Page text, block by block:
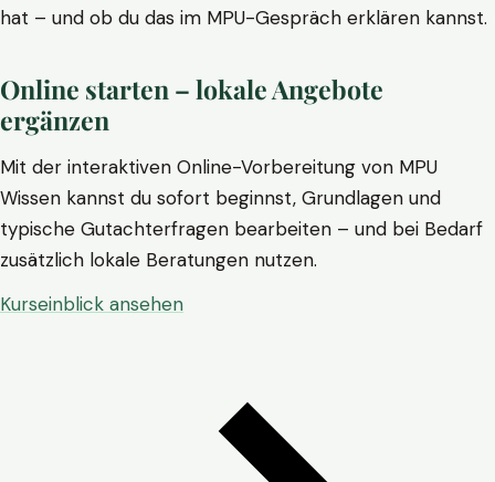
hat – und ob du das im MPU-Gespräch erklären kannst.
Online starten – lokale Angebote
ergänzen
Mit der interaktiven Online-Vorbereitung von MPU
Wissen kannst du sofort beginnst, Grundlagen und
typische Gutachterfragen bearbeiten – und bei Bedarf
zusätzlich lokale Beratungen nutzen.
Kurseinblick ansehen